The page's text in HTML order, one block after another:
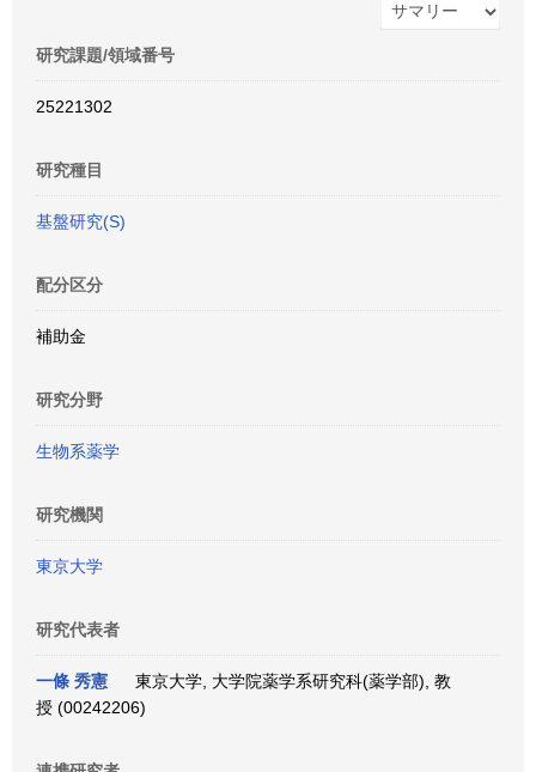
研究課題/領域番号
25221302
研究種目
基盤研究(S)
配分区分
補助金
研究分野
生物系薬学
研究機関
東京大学
研究代表者
一條 秀憲
東京大学, 大学院薬学系研究科(薬学部), 教
授 (00242206)